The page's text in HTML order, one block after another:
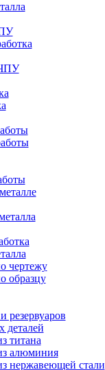
чертежу
образцу
резервуаров
деталей
титана
алюминия
нержавеющей стали